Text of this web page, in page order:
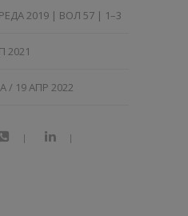
2019 | ВОЛ 57 | 1–3
2021
19 АПР 2022
| |